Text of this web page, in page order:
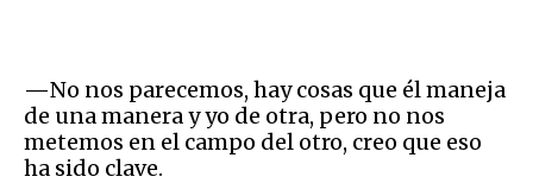
—No nos parecemos, hay cosas que él maneja
de una manera y yo de otra, pero no nos
metemos en el campo del otro, creo que eso
ha sido clave.